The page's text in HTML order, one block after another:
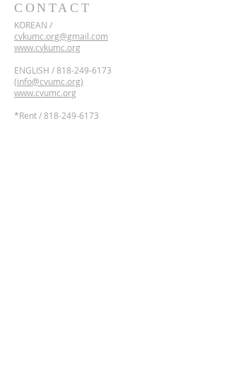
CONTACT
KOREAN /
cvkumc.org@gmail.com
www.cvkumc.org
ENGLISH /818-249-6173
(info@cvumc.org)
www.cvumc.org
​*Rent /818-249-6173